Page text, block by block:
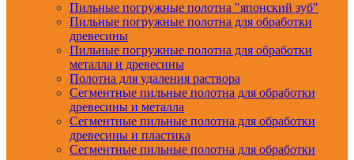
Пильные погружные полотна "японский зуб"
Пильные погружные полотна для обработки
древесины
Пильные погружные полотна для обработки
металла и древесины
Полотна для удаления раствора
Сегментные пильные полотна для обработки
древесины и металла
Сегментные пильные полотна для обработки
древесины и пластика
Сегментные пильные полотна для обработки